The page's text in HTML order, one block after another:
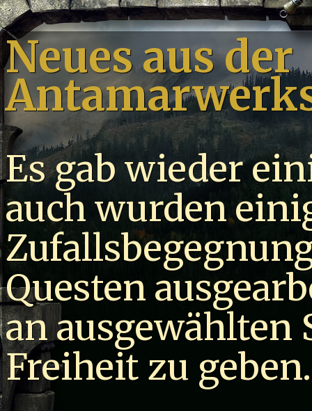
Neues aus der
Es gab wieder
auch wurden
Questen
an ausgewählten
Freiheit zu geben.